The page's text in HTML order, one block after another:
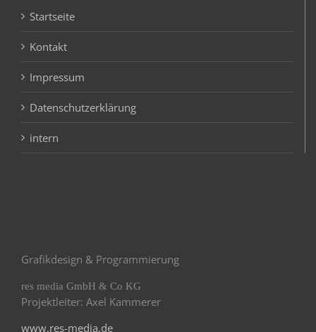
Startseite
Kontakt
Impressum
Datenschutzerklärung
intern
Grafikdesign & Programmierung
res media GmbH & Co KG
Projektleiter: Axel Kammerer
www.res-media.de